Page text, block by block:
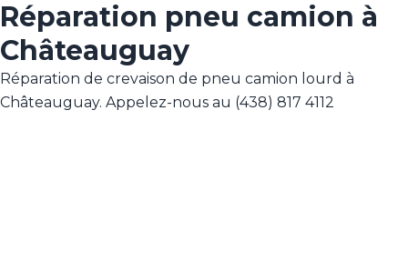
Réparation pneu camion à
Châteauguay
Réparation de crevaison de pneu camion lourd à
Châteauguay. Appelez-nous au (438) 817 4112